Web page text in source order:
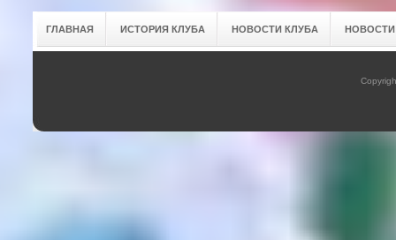
ГЛАВНАЯ ИСТОРИЯ КЛУБА НОВОСТИ КЛУБА